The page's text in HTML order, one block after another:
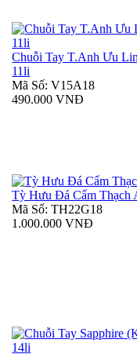
Chuỗi Tay T.Anh Ưu
11li
Mã Số: V15A18
490.000 VNĐ
Tỳ Hưu Đá Cẩm Thạch
Mã Số: TH22G18
1.000.000 VNĐ